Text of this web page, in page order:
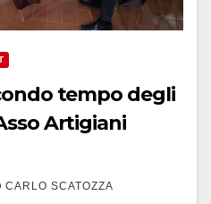
tempo degli
Artigiani
CARLO SCATOZZA